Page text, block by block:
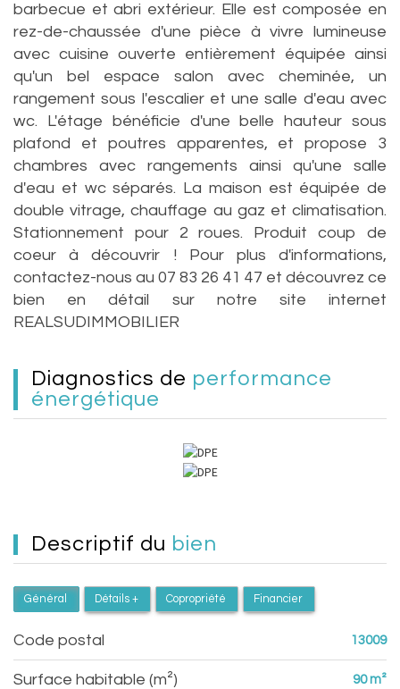
barbecue et abri extérieur. Elle est composée en
rez-de-chaussée d'une pièce à vivre lumineuse
avec cuisine ouverte entièrement équipée ainsi
qu'un bel espace salon avec cheminée, un
rangement sous l'escalier et une salle d'eau avec
wc. L'étage bénéficie d'une belle hauteur sous
plafond et poutres apparentes, et propose 3
chambres avec rangements ainsi qu'une salle
d'eau et wc séparés. La maison est équipée de
double vitrage, chauffage au gaz et climatisation.
Stationnement pour 2 roues. Produit coup de
coeur à découvrir ! Pour plus d'informations,
contactez-nous au 07 83 26 41 47 et découvrez ce
bien en détail sur notre site internet
REALSUDIMMOBILIER
diagnostics de performance
énergétique
descriptif du bien
Général Détails + Copropriété Financier
Code postal 13009
Surface habitable (m²) 90 m²